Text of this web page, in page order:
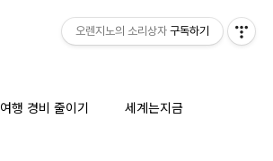
여행 경비 줄이기 세계는지금
오렌지노의 소리상자 구독하기